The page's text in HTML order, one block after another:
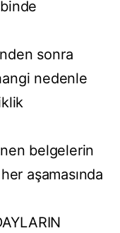
sonra
nedenle
belgelerin
aşamasında